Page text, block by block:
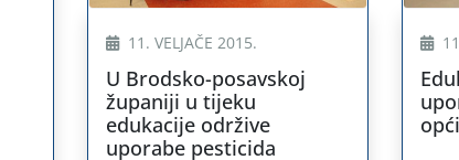
11. VELJAČE 2015.
U Brodsko-posavskoj
županiji u tijeku
edukacije održive
uporabe pesticida